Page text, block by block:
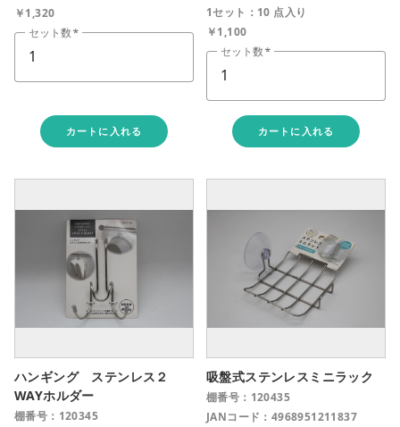
￥1,320
セット数
カートに入れる
1セット：10 点入り
￥1,100
セット数
カートに入れる
ハンギング ステンレス２
WAYホルダー
棚番号：120345
吸盤式ステンレスミニラック
棚番号：120435
JANコード：4968951211837